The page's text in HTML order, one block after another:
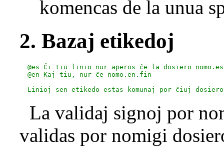
komencas de la unua
2. Bazaj etikedoj
@es Ĉi tiu linio nur aperos ĉe la dosiero
  @en Kaj tiu, nur ĉe nomo.en.fin
La validaj signoj por
validas por nomigi